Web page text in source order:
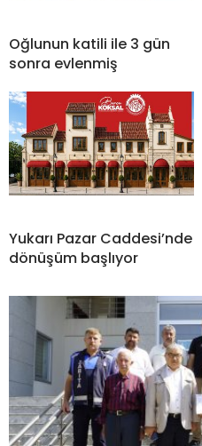
Oğlunun katili ile 3 gün
sonra evlenmiş
Yukarı Pazar Caddesi’nde
dönüşüm başlıyor